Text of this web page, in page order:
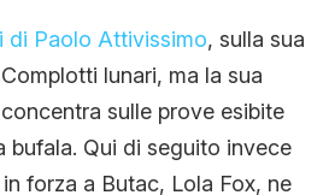
di Paolo Attivissimo, sulla sua
lunari, ma la sua
sulle prove esibite
bufala. Qui di seguito invece
forza a Butac, Lola Fox, ne